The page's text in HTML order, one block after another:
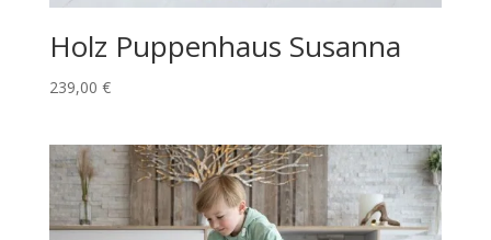
Holz Puppenhaus Susanna
239,00 €